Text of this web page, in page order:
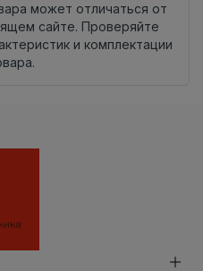
может отличаться от
сайте. Проверяйте
и комплектации